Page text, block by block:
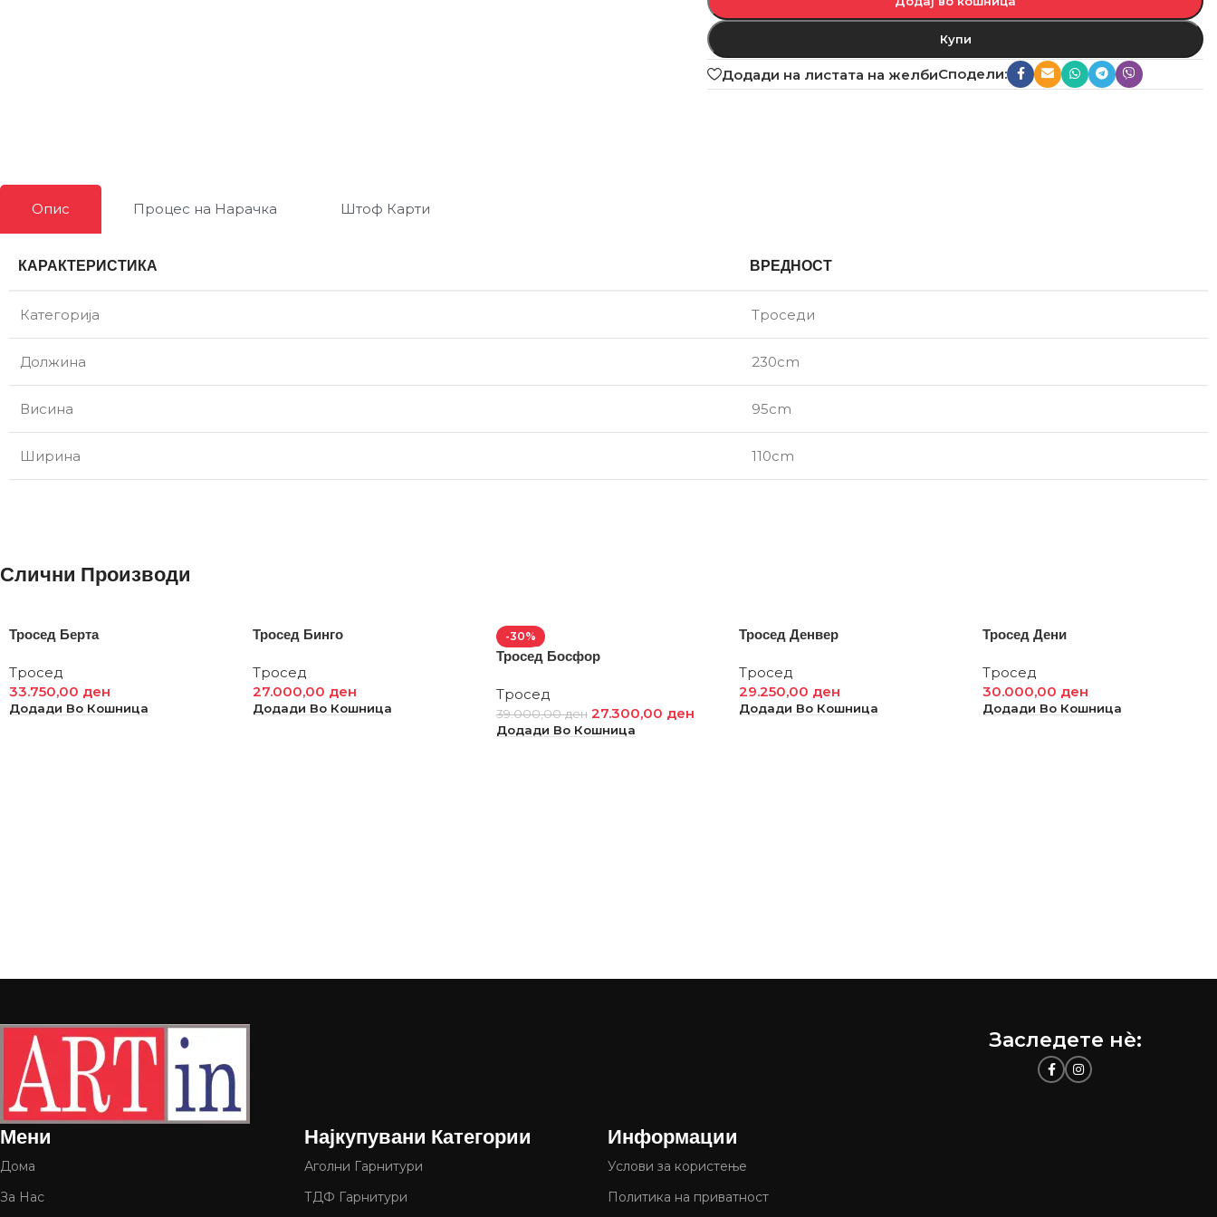
Купи
Додади на листата на желбиСподели:
Опис Процес на Нарачка Штоф Карти
КАРАКТЕРИСТИКА ВРЕДНОСТ
Категорија Троседи
Должина 230cm
Висина 95cm
Ширина 110cm
Слични Производи
Тросед Берта
Тросед
33.750,00 ден
Додади Во Кошница
Тросед Бинго
Тросед
27.000,00 ден
Додади Во Кошница
-30%
Тросед Босфор
Тросед
39.000,00ден 27.300,00 ден
Додади Во Кошница
Тросед Денвер
Тросед
29.250,00 ден
Додади Во Кошница
Тросед Дени
Тросед
30.000,00 ден
Додади Во Кошница
Мени
Дома
За Нас
Најкупувани Категории
Аголни Гарнитури
ТДФ Гарнитури
Информации
Услови за користење
Политика на приватност
Заследете нѐ: